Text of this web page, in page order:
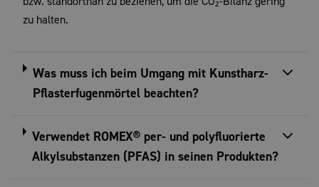
zu halten.
Was muss ich beim Umgang mit Kunstharz-
Pflasterfugenmörtel beachten?
Verwendet ROMEX® per- und polyfluorierte
Alkylsubstanzen (PFAS) in seinen Produkten?